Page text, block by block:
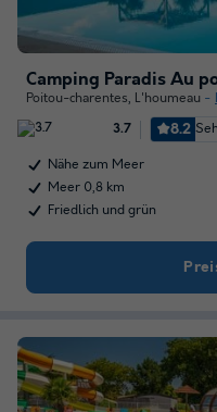
Camping Paradis Au
Poitou-charentes, L'houmeau
3.7 8.2
Nähe zum Meer
Meer 0,8 km
Friedlich und grün